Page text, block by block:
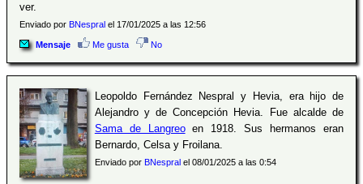
ver.
Enviado por BNespral el 17/01/2025 a las 12:56
Mensaje Me gusta No
Leopoldo Fernández Nespral y Hevia, era hijo de
Alejandro y de Concepción Hevia. Fue alcalde de
Sama de Langreoen 1918. Sus hermanos eran
Bernardo, Celsa y Froilana.
Enviado por BNespralel 08/01/2025 a las 0:54